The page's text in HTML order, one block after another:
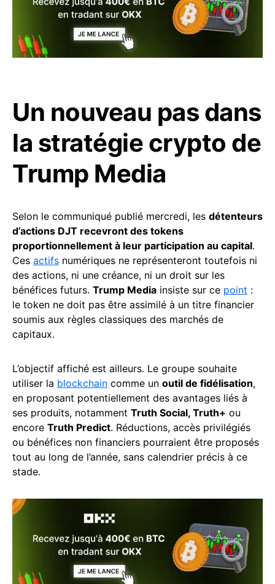
Un nouveau pas dans
la stratégie crypto de
Trump Media
Selon le communiqué publié mercredi, les détenteurs
d’actions DJT recevront des tokens
proportionnellement à leur participation au capital.
Ces actifs numériques ne représenteront toutefois ni
des actions, ni une créance, ni un droit sur les
bénéfices futurs. Trump Media insiste sur ce point :
le token ne doit pas être assimilé à un titre financier
soumis aux règles classiques des marchés de
capitaux.
L’objectif affiché est ailleurs. Le groupe souhaite
utiliser la blockchain comme un outil de fidélisation,
en proposant potentiellement des avantages liés à
ses produits, notamment Truth Social, Truth+ ou
encore Truth Predict. Réductions, accès privilégiés
ou bénéfices non financiers pourraient être proposés
tout au long de l’année, sans calendrier précis à ce
stade.